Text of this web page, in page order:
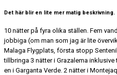
Det här blir en lite mer matig beskrivning.
10 nätter på fyra olika ställen. Fem
jobbiga (om man som jag är lite
Malaga Flygplats, första stopp
tillbringa 3 nätter i Grazalema inklusive
en i Garganta Verde. 2 nätter i